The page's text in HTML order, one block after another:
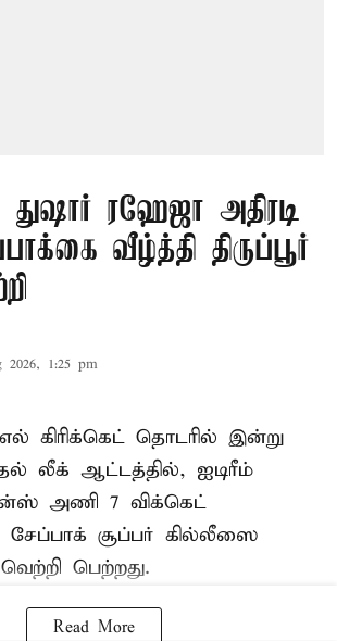
துஷார் ரஹேஜா அதிரடி
வீழ்த்தி திருப்பூர்
2026, 1:25 pm
கிரிக்கெட் தொடரில் இன்று
லீக் ஆட்டத்தில், ஐடிரீம்
அணி 7 விக்கெட்
சேப்பாக் சூப்பர் கில்லீஸை
பெற்றது.
Read More